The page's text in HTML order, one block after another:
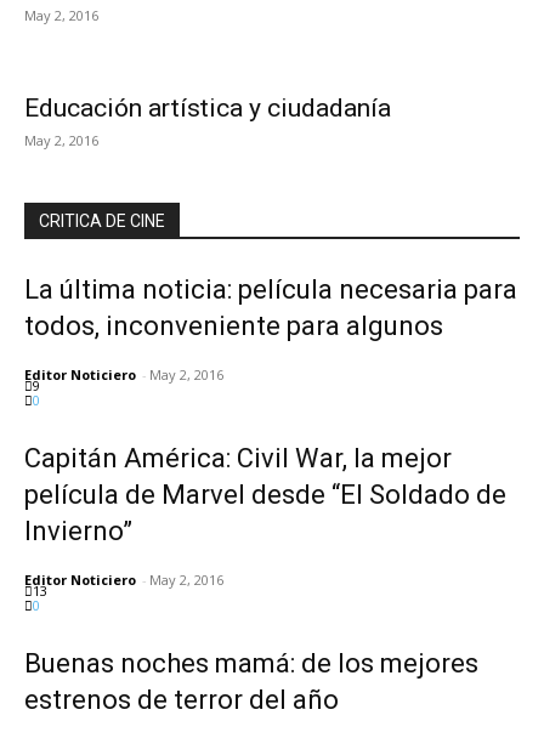
May 2, 2016
Educación artística y ciudadanía
May 2, 2016
CRITICA DE CINE
La última noticia: película necesaria para
todos, inconveniente para algunos
Editor Noticiero - May 2, 2016
9
0
Capitán América: Civil War, la mejor
película de Marvel desde “El Soldado de
Invierno”
Editor Noticiero - May 2, 2016
13
0
Buenas noches mamá: de los mejores
estrenos de terror del año